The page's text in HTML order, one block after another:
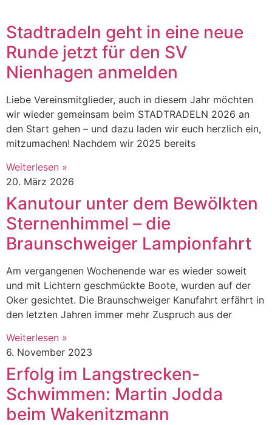
Stadtradeln geht in eine neue
Runde jetzt für den SV
Nienhagen anmelden
Liebe Vereinsmitglieder, auch in diesem Jahr möchten
wir wieder gemeinsam beim STADTRADELN 2026 an
den Start gehen – und dazu laden wir euch herzlich ein,
mitzumachen! Nachdem wir 2025 bereits
Weiterlesen »
20. März 2026
Kanutour unter dem Bewölkten
Sternenhimmel – die
Braunschweiger Lampionfahrt
Am vergangenen Wochenende war es wieder soweit
und mit Lichtern geschmückte Boote, wurden auf der
Oker gesichtet. Die Braunschweiger Kanufahrt erfährt in
den letzten Jahren immer mehr Zuspruch aus der
Weiterlesen »
6. November 2023
Erfolg im Langstrecken-
Schwimmen: Martin Jodda
beim Wakenitzmann